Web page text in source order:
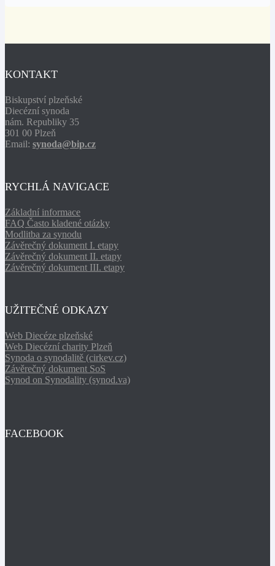
KONTAKT
Biskupství plzeňské
Diecézní synoda
nám. Republiky 35
301 00 Plzeň
Email: synoda@bip.cz
RYCHLÁ NAVIGACE
Základní informace
FAQ Často kladené otázky
Modlitba za synodu
Závěrečný dokument I. etapy
Závěrečný dokument II. etapy
Závěrečný dokument III. etapy
UŽITEČNÉ ODKAZY
Web Diecéze plzeňské
Web Diecézní charity Plzeň
Synoda o synodalitě (cirkev.cz)
Závěrečný dokument SoS
Synod on Synodality (synod.va)
FACEBOOK